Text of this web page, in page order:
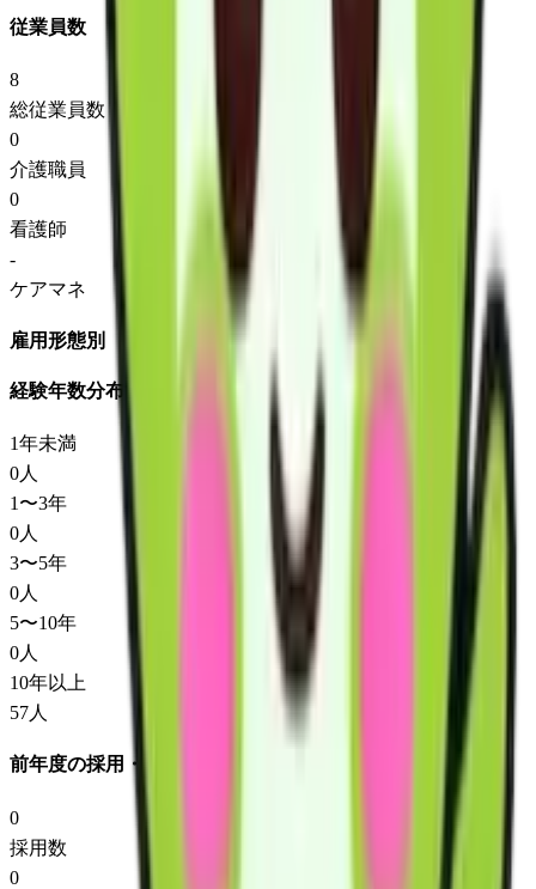
従業員数
8
総従業員数
0
介護職員
0
看護師
-
ケアマネ
雇用形態別
経験年数分布
1年未満
0人
1〜3年
0人
3〜5年
0人
5〜10年
0人
10年以上
57人
前年度の採用・退職
0
採用数
0